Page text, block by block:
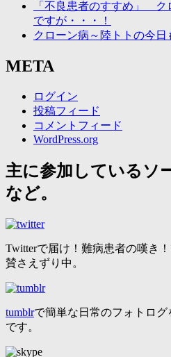
「不良患者のすすめ」 ク
ですが・・・！
クローン病～陸トトの今日
META
ログイン
投稿フィード
コメントフィード
WordPress.org
主に参加しているソ
など。
Twitterで届け！難病患者の嘆き！
賛さえずり中。
tumblrで簡単な日常のフォトロ
です。